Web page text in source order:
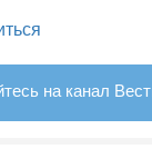
на канал